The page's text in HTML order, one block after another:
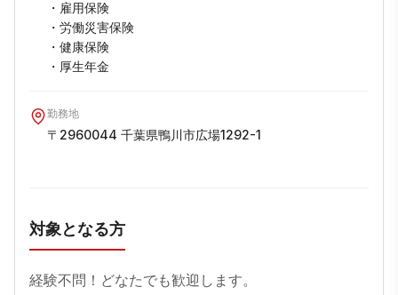
・雇用保険
・労働災害保険
・健康保険
・厚生年金
勤務地
〒2960044 千葉県鴨川市広場1292-1
対象となる方